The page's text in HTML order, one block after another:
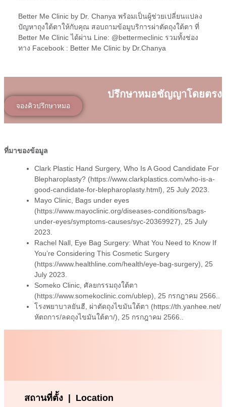
Better Me Clinic by Dr. Chanya พร้อมเป็นผู้ช่วยเปลี่ยนแปลง
ปัญหาถุงใต้ตาให้กับคุณ สอบถามข้อมูบริการผ่าตัดถุงใต้ตา ที่
Better Me Clinic ได้ผ่าน Line: @bettermeclinic รวมทั้งช่อง
ทาง Facebook : Better Me Clinic by Dr.Chanya
ปรึกษาหมอชัญญาโดยตรง
จองคิวปรึกษาหมอ
ที่มาของข้อมูล
Clark Plastic Hand Surgery, Who Is A Good Candidate For
Blepharoplasty? (https://www.clarkplastics.com/who-is-a-
good-candidate-for-blepharoplasty.html), 25 July 2023.
Mayo Clinic, Bags under eyes
(https://www.mayoclinic.org/diseases-conditions/bags-
under-eyes/symptoms-causes/syc-20369927), 25 July
2023.
Rachel Nall, Eye Bag Surgery: What You Need to Know If
You’re Considering This Cosmetic Surgery
(https://www.healthline.com/health/eye-bag-surgery), 25
July 2023.
Someko Clinic, ศัลยกรรมถุงใต้ตา
(https://www.somekoclinic.com/ublep), 25 กรกฎาคม 2566..
โรงพยาบาลยันฮี, ผ่าตัดถุงไขมันใต้ตา (https://th.yanhee.net/
หัตถการ/ลดถุงไขมันใต้ตา/), 25 กรกฎาคม 2566..
สถานที่ตั้ง | Location